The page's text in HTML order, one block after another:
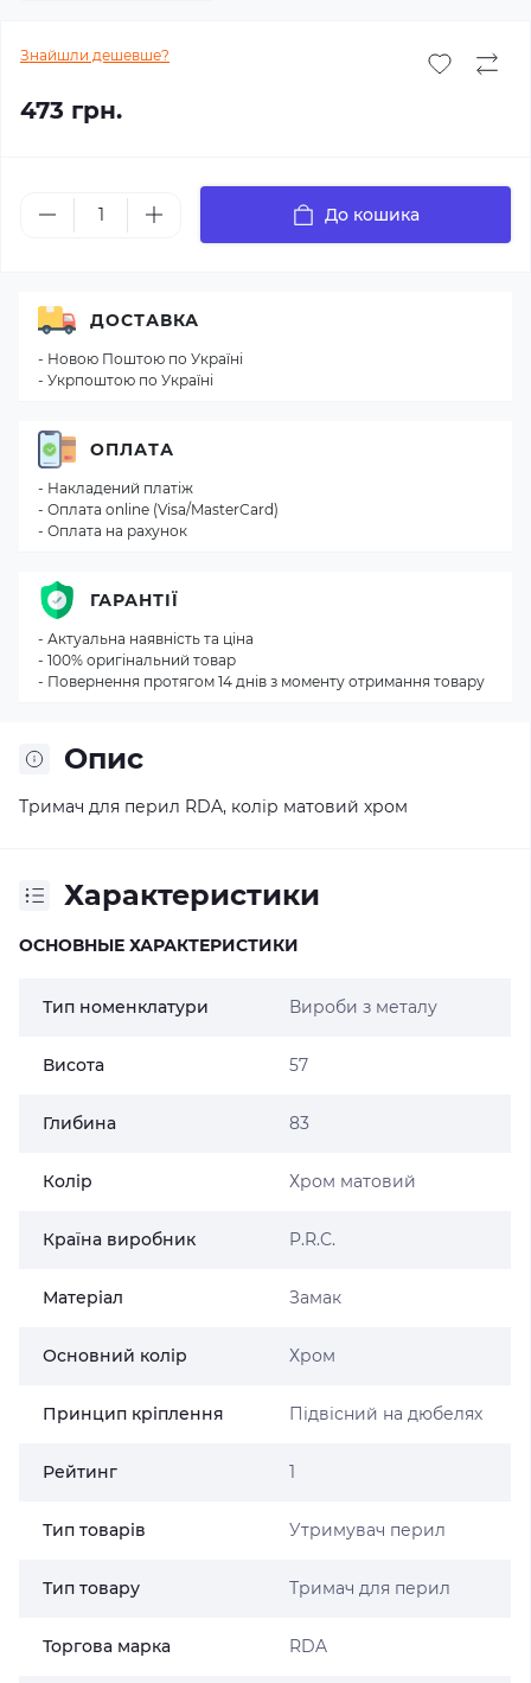
Знайшли дешевше?
473 грн.
До кошика
Опис
Тримач для перил RDA, колір матовий хром
Характеристики
ОСНОВНЫЕ ХАРАКТЕРИСТИКИ
Тип номенклатури Вироби з металу
Висота 57
Глибина 83
Колір Хром матовий
Країна виробник P.R.C.
Матеріал Замак
Основний колір Хром
Принцип кріплення Підвісний на дюбелях
Рейтинг 1
Тип товарів Утримувач перил
Тип товару Тримач для перил
Торгова марка RDA
ДОСТАВКА
- Новою Поштою по Україні
- Укрпоштою по Україні
ОПЛАТА
- Накладений платіж
- Оплата online (Visa/MasterCard)
- Оплата на рахунок
ГАРАНТІЇ
- Актуальна наявність та ціна
- 100% оригінальний товар
- Повернення протягом 14 днів з моменту отримання товару